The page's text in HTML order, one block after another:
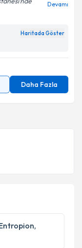
Aydınlatma
belirtilen
Devamı
Haritada Göster
Daha Fazla